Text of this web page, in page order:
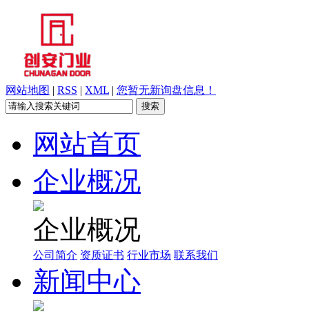
网站地图 | RSS | XML | 您暂无新询盘信息！
网站首页
企业概况
企业概况
公司简介 资质证书 行业市场 联系我们
新闻中心